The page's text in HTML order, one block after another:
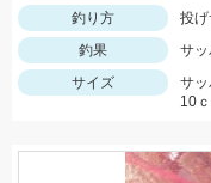
釣り方
投げ
釣果
サ
サイズ
サ
10